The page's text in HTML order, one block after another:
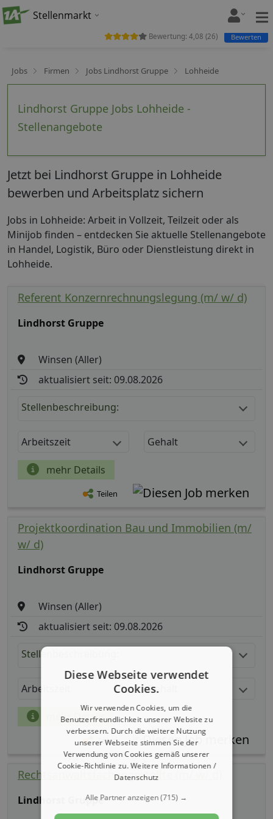
Stellenmarkt
Jobs Firmen Jobs Lindhorst Gruppe Lohheide
Lindhorst Gruppe Jobs Lohheide -
Stellenangebote
Bewertung: 4,08 (26) Bewerten
Jetzt bei Lindhorst Gruppe in Lohheide
bewerben und Arbeitsplatz sichern
Jobs in Lohheide: Arbeit in Vollzeit, Teilzeit oder als
Minijob finden – entdecken Sie aktuelle Stellenangebote
in Handel, Logistik, Büro oder Dienstleistung direkt in
Lohheide.
Referent Konzernrechnungslegung (m/ w/ d)
Lindhorst Gruppe
Winsen (Aller)
aktualisiert seit: 09.08.2026
Stellenbeschreibung:
Arbeitszeit Gehalt
mehr Details
Teilen
Projektkoordination Bau und Immobilien (m/
w/ d)
Lindhorst Gruppe
Winsen (Aller)
aktualisiert seit: 09.08.2026
Stellenbeschreibung:
Arbeitszeit Gehalt
mehr Details
Teilen
Rechtsanwaltsfachangestellte (m/ w/ d)
Lindhorst Gruppe
Diese Webseite verwendet
Cookies.
Wir verwenden Cookies, um die
Benutzerfreundlichkeit unserer Website zu
verbessern. Durch die weitere Nutzung
unserer Webseite stimmen Sie der
Verwendung von Cookies gemäß unserer
Cookie-Richtlinie zu.Weitere Informationen /
Datenschutz
Alle Partner anzeigen(715) →